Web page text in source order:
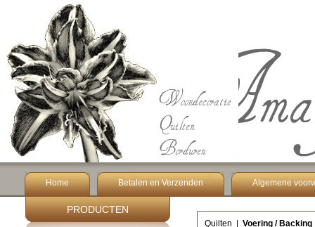
Home Betalen en Verzenden Algemene
PRODUCTEN
Quilten Voering / Backing